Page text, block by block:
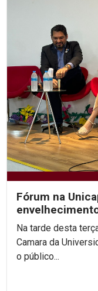
Fórum na
Geriatria e...
Na tarde desta
Camara da
o público...